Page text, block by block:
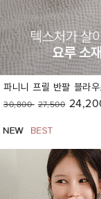
파니니 프릴 반팔 블라
30,800 27,500